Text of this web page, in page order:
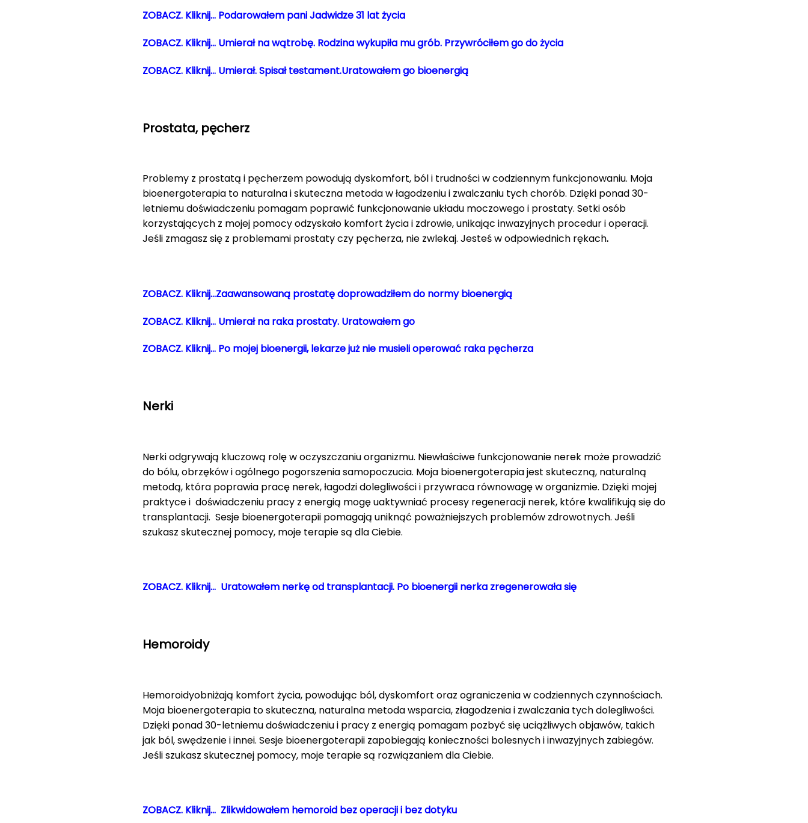
ZOBACZ. Kliknij… Podarowałem pani Jadwidze 31 lat życia
ZOBACZ. Kliknij… Umierał na wątrobę. Rodzina wykupiła mu grób. Przywróciłem go do życia
ZOBACZ. Kliknij… Umierał. Spisał testament.Uratowałem go bioenergią
Prostata, pęcherz
Problemy z prostatą i pęcherzem powodują dyskomfort, ból i trudności w codziennym funkcjonowaniu. Moja
bioenergoterapia to naturalna i skuteczna metoda w łagodzeniu i zwalczaniu tych chorób. Dzięki ponad 30-
letniemu doświadczeniu pomagam poprawić funkcjonowanie układu moczowego i prostaty. Setki osób
korzystających z mojej pomocy odzyskało komfort życia i zdrowie, unikając inwazyjnych procedur i operacji.
Jeśli zmagasz się z problemami prostaty czy pęcherza, nie zwlekaj. Jesteś w odpowiednich rękach.
ZOBACZ. Kliknij…Zaawansowaną prostatę doprowadziłem do normy bioenergią
ZOBACZ. Kliknij… Umierał na raka prostaty. Uratowałem go
ZOBACZ. Kliknij… Po mojej bioenergii, lekarze już nie musieli operować raka pęcherza
Nerki
Nerki odgrywają kluczową rolę w oczyszczaniu organizmu. Niewłaściwe funkcjonowanie nerek może prowadzić
do bólu, obrzęków i ogólnego pogorszenia samopoczucia. Moja bioenergoterapia jest skuteczną, naturalną
metodą, która poprawia pracę nerek, łagodzi dolegliwości i przywraca równowagę w organizmie. Dzięki mojej
praktyce i doświadczeniu pracy z energią mogę uaktywniać procesy regeneracji nerek, które kwalifikują się do
transplantacji. Sesje bioenergoterapii pomagają uniknąć poważniejszych problemów zdrowotnych. Jeśli
szukasz skutecznej pomocy, moje terapie są dla Ciebie.
ZOBACZ. Kliknij… Uratowałem nerkę od transplantacji. Po bioenergii nerka zregenerowała się
Hemoroidy
Hemoroidyobniżają komfort życia, powodując ból, dyskomfort oraz ograniczenia w codziennych czynnościach.
Moja bioenergoterapia to skuteczna, naturalna metoda wsparcia, złagodzenia i zwalczania tych dolegliwości.
Dzięki ponad 30-letniemu doświadczeniu i pracy z energią pomagam pozbyć się uciążliwych objawów, takich
jak ból, swędzenie i innei. Sesje bioenergoterapii zapobiegają konieczności bolesnych i inwazyjnych zabiegów.
Jeśli szukasz skutecznej pomocy, moje terapie są rozwiązaniem dla Ciebie.
ZOBACZ. Kliknij… Zlikwidowałem hemoroid bez operacji i bez dotyku